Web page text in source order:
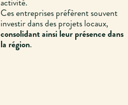
activité.
Ces entreprises préfèrent souvent
investir dans des projets locaux,
consolidant ainsi leur présence dans
la région.